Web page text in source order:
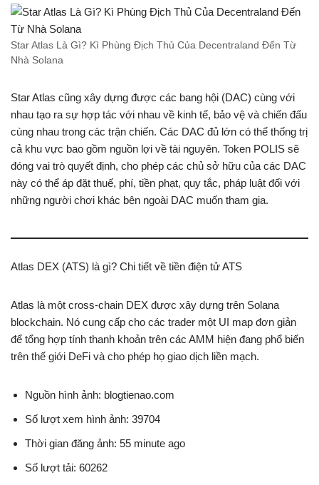
Star Atlas Là Gì? Kì Phùng Địch Thủ Của Decentraland Đến Từ
Nhà Solana
Star Atlas cũng xây dựng được các bang hội (DAC) cùng với
nhau tạo ra sự hợp tác với nhau về kinh tế, bảo vệ và chiến đấu
cùng nhau trong các trận chiến. Các DAC đủ lớn có thể thống trị
cả khu vực bao gồm nguồn lợi về tài nguyên. Token POLIS sẽ
đóng vai trò quyết định, cho phép các chủ sở hữu của các DAC
này có thể áp đặt thuế, phí, tiền phạt, quy tắc, pháp luật đối với
những người chơi khác bên ngoài DAC muốn tham gia.
Atlas DEX (ATS) là gì? Chi tiết về tiền điện tử ATS
Atlas là một cross-chain DEX được xây dựng trên Solana
blockchain. Nó cung cấp cho các trader một UI map đơn giản
để tổng hợp tính thanh khoản trên các AMM hiện đang phổ biến
trên thế giới DeFi và cho phép họ giao dịch liền mạch.
Nguồn hình ảnh: blogtienao.com
Số lượt xem hình ảnh: 39704
Thời gian đăng ảnh: 55 minute ago
Số lượt tải: 60262